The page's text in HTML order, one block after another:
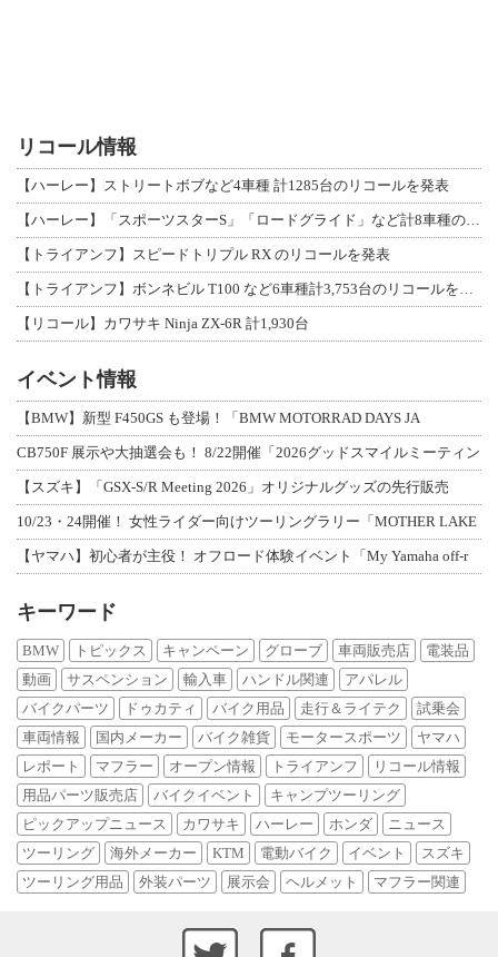
リコール情報
【ハーレー】ストリートボブなど4車種 計1285台のリコールを発表
【ハーレー】「スポーツスターS」「ロードグライド」など計8車種のリコールを発表
【トライアンフ】スピードトリプル RX のリコールを発表
【トライアンフ】ボンネビル T100 など6車種計3,753台のリコールを発表
【リコール】カワサキ Ninja ZX-6R 計1,930台
イベント情報
【BMW】新型 F450GS も登場！「BMW MOTORRAD DAYS JA
CB750F 展示や大抽選会も！ 8/22開催「2026グッドスマイルミーティン
【スズキ】「GSX-S/R Meeting 2026」オリジナルグッズの先行販売
10/23・24開催！ 女性ライダー向けツーリングラリー「MOTHER LAKE
【ヤマハ】初心者が主役！ オフロード体験イベント「My Yamaha off-r
キーワード
BMW トピックス キャンペーン グローブ 車両販売店
電装品
動画
サスペンション 輸入車 ハンドル関連
アパレル
バイクパーツ
ドゥカティ バイク用品 走行＆ライテク
試乗会
車両情報
国内メーカー バイク雑貨 モータースポーツ
ヤマハ
レポート
マフラー オープン情報 トライアンフ
リコール情報
用品パーツ販売店
バイクイベント
キャンプツーリング
ピックアップニュース
カワサキ ハーレー ホンダ
ニュース
ツーリング
海外メーカー KTM 電動バイク イベント
スズキ
ツーリング用品
外装パーツ 展示会 ヘルメット マフラー関連